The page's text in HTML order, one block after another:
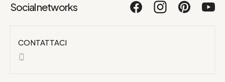
Social networks
CONTATTACI